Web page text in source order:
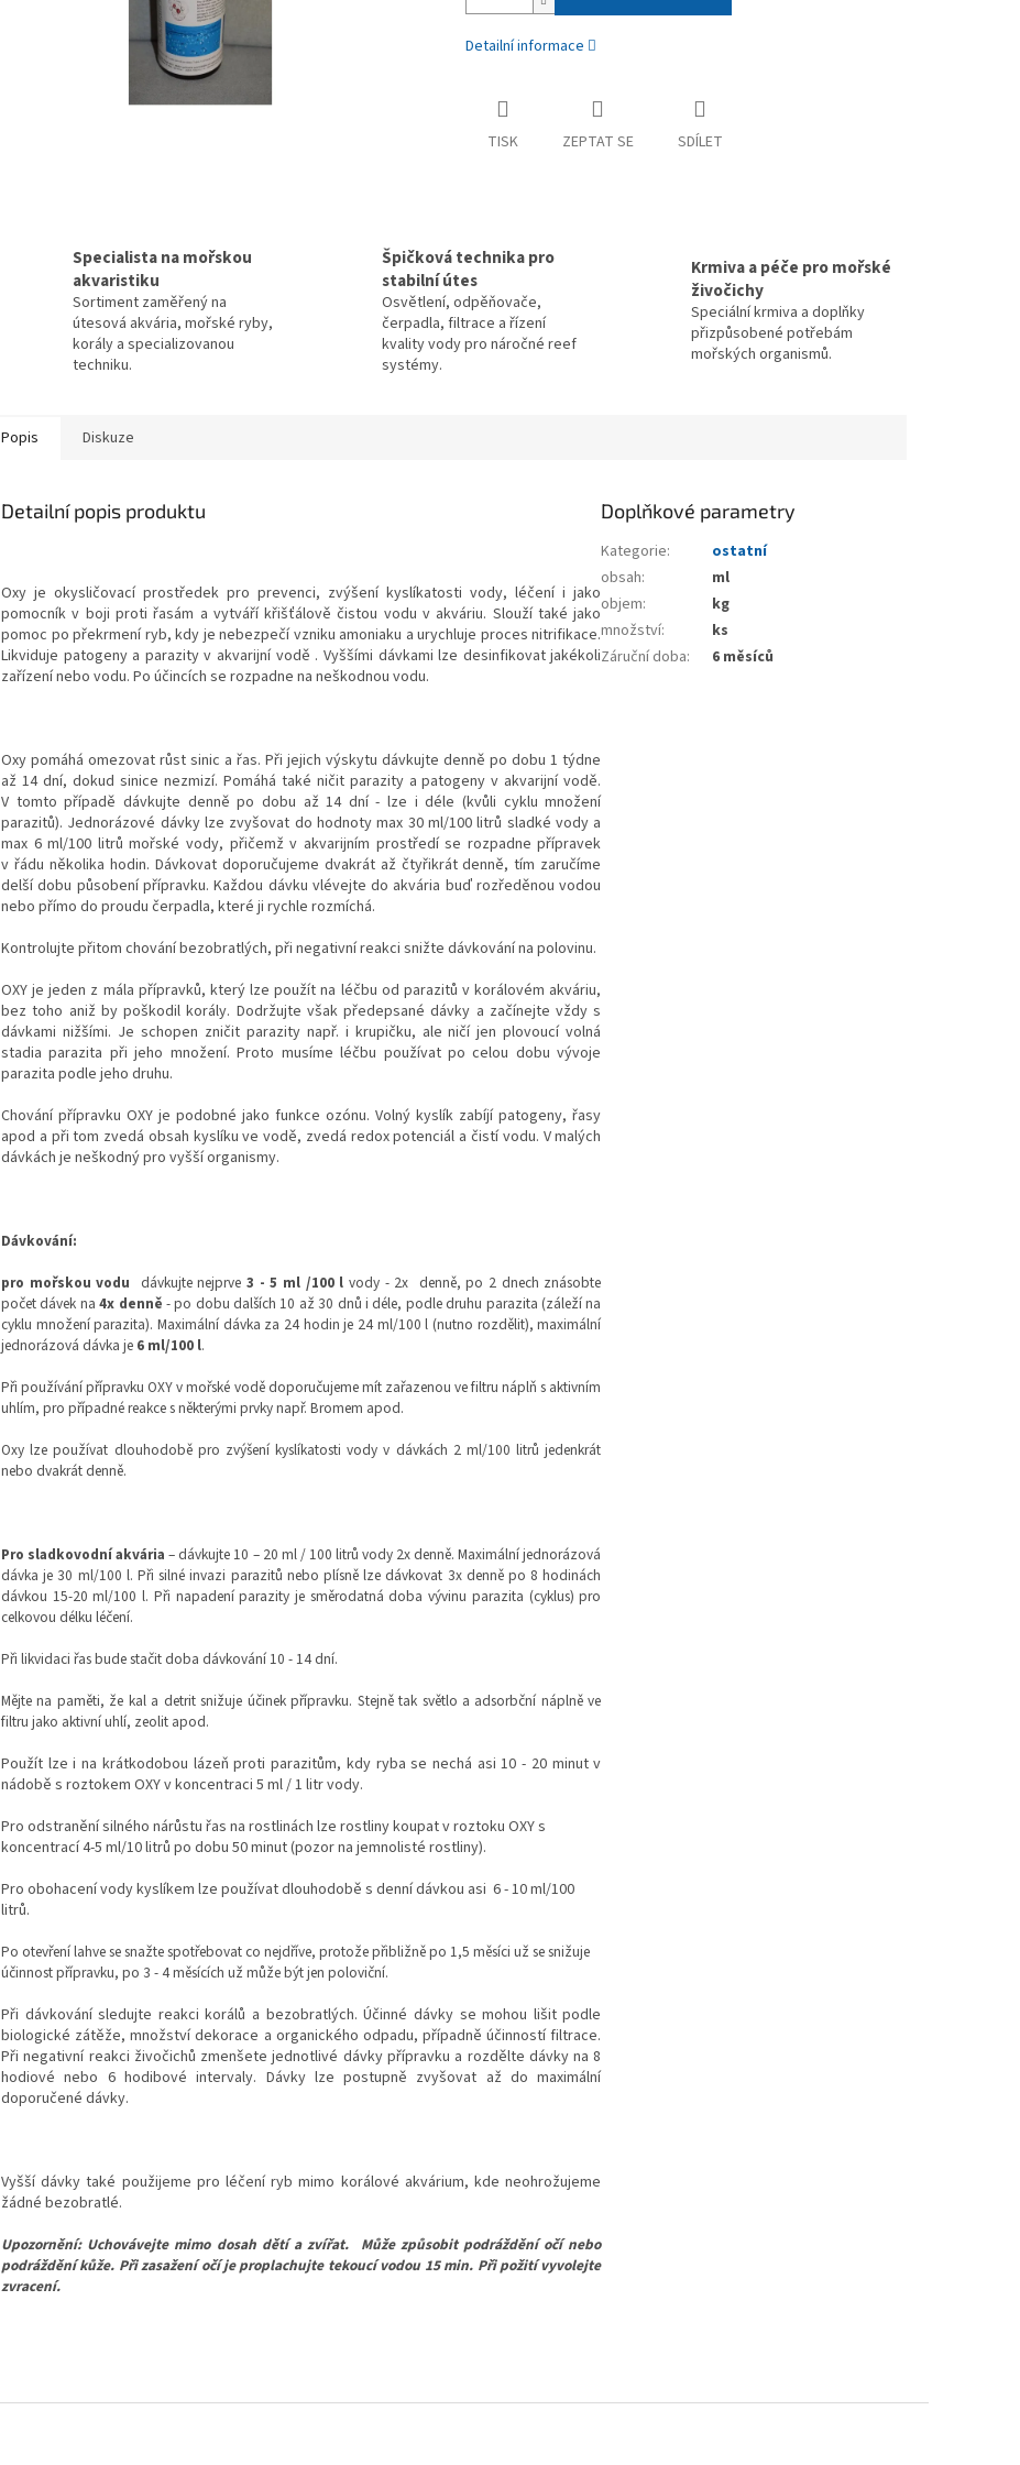
Detailní informace
TISK ZEPTAT SE SDÍLET
Specialista na mořskou
akvaristiku
Sortiment zaměřený na
útesová akvária, mořské ryby,
korály a specializovanou
techniku.
Špičková technika pro
stabilní útes
Osvětlení, odpěňovače,
čerpadla, filtrace a řízení
kvality vody pro náročné reef
systémy.
Krmiva a péče pro mořské
živočichy
Speciální krmiva a doplňky
přizpůsobené potřebám
mořských organismů.
Popis Diskuze
Detailní popis produktu
Oxy je okysličovací prostředek pro prevenci, zvýšení kyslíkatosti vody, léčení i jako
pomocník v boji proti řasám a vytváří křišťálově čistou vodu v akváriu. Slouží také jako
pomoc po překrmení ryb, kdy je nebezpečí vzniku amoniaku a urychluje proces nitrifikace.
Likviduje patogeny a parazity v akvarijní vodě . Vyššími dávkami lze desinfikovat jakékoli
zařízení nebo vodu. Po účincích se rozpadne na neškodnou vodu.
Oxy pomáhá omezovat růst sinic a řas. Při jejich výskytu dávkujte denně po dobu 1 týdne
až 14 dní, dokud sinice nezmizí. Pomáhá také ničit parazity a patogeny v akvarijní vodě.
V tomto případě dávkujte denně po dobu až 14 dní - lze i déle (kvůli cyklu množení
parazitů). Jednorázové dávky lze zvyšovat do hodnoty max 30 ml/100 litrů sladké vody a
max 6 ml/100 litrů mořské vody, přičemž v akvarijním prostředí se rozpadne přípravek
v řádu několika hodin. Dávkovat doporučujeme dvakrát až čtyřikrát denně, tím zaručíme
delší dobu působení přípravku. Každou dávku vlévejte do akvária buď rozředěnou vodou
nebo přímo do proudu čerpadla, které ji rychle rozmíchá.
Kontrolujte přitom chování bezobratlých, při negativní reakci snižte dávkování na polovinu.
OXY je jeden z mála přípravků, který lze použít na léčbu od parazitů v korálovém akváriu,
bez toho aniž by poškodil korály. Dodržujte však předepsané dávky a začínejte vždy s
dávkami nižšími. Je schopen zničit parazity např. i krupičku, ale ničí jen plovoucí volná
stadia parazita při jeho množení. Proto musíme léčbu používat po celou dobu vývoje
parazita podle jeho druhu.
Chování přípravku OXY je podobné jako funkce ozónu. Volný kyslík zabíjí patogeny, řasy
apod a při tom zvedá obsah kyslíku ve vodě, zvedá redox potenciál a čistí vodu. V malých
dávkách je neškodný pro vyšší organismy.
Dávkování:
pro mořskou vodu
dávkujte nejprve3 - 5 ml /100 l vody - 2x denně, po 2 dnech znásobte
počet dávek na 4x denně - po dobu dalších 10 až 30 dnů i déle, podle druhu parazita (záleží na
cyklu množení parazita). Maximální dávka za 24 hodin je 24 ml/100 l (nutno rozdělit), maximální
jednorázová dávka je 6 ml/100 l.
Při používání přípravku OXY v mořské vodě doporučujeme mít zařazenou ve filtru náplň s aktivním
uhlím, pro případné reakce s některými prvky např. Bromem apod.
Oxy lze používat dlouhodobě pro zvýšení kyslíkatosti vody v dávkách 2 ml/100 litrů jedenkrát
nebo dvakrát denně.
Pro sladkovodní akvária – dávkujte 10 – 20 ml / 100 litrů vody 2x denně. Maximální jednorázová
dávka je 30 ml/100 l. Při silné invazi parazitů nebo plísně lze dávkovat 3x denně po 8 hodinách
dávkou 15-20 ml/100 l. Při napadení parazity je směrodatná doba vývinu parazita (cyklus) pro
celkovou délku léčení.
Při likvidaci řas bude stačit doba dávkování 10 - 14 dní.
Mějte na paměti, že kal a detrit snižuje účinek přípravku. Stejně tak světlo a adsorbční náplně ve
filtru jako aktivní uhlí, zeolit apod.
Použít lze i na krátkodobou lázeň proti parazitům, kdy ryba se nechá asi 10 - 20 minut v
nádobě s roztokem OXY v koncentraci 5 ml / 1 litr vody.
Pro odstranění silného nárůstu řas na rostlinách lze rostliny koupat v roztoku OXY s
koncentrací 4-5 ml/10 litrů po dobu 50 minut (pozor na jemnolisté rostliny).
Pro obohacení vody kyslíkem lze používat dlouhodobě s denní dávkou asi 6 - 10 ml/100
litrů.
Po otevření lahve se snažte spotřebovat co nejdříve, protože přibližně po 1,5 měsíci už se snižuje
účinnost přípravku, po 3 - 4 měsících už může být jen poloviční.
Při dávkování sledujte reakci korálů a bezobratlých. Účinné dávky se mohou lišit podle
biologické zátěže, množství dekorace a organického odpadu, případně účinností filtrace.
Při negativní reakci živočichů zmenšete jednotlivé dávky přípravku a rozdělte dávky na 8
hodiové nebo 6 hodibové intervaly. Dávky lze postupně zvyšovat až do maximální
doporučené dávky.
Vyšší dávky také použijeme pro léčení ryb mimo korálové akvárium, kde neohrožujeme
žádné bezobratlé.
Upozornění: Uchovávejte mimo dosah dětí a zvířat.
Může způsobit podráždění očí nebo
podráždění kůže. Při zasažení očí je proplachujte tekoucí vodou 15 min. Při požití vyvolejte
zvracení.
Doplňkové parametry
Kategorie:
ostatní
obsah:
ml
objem:
kg
množství:
ks
Záruční doba: 6 měsíců